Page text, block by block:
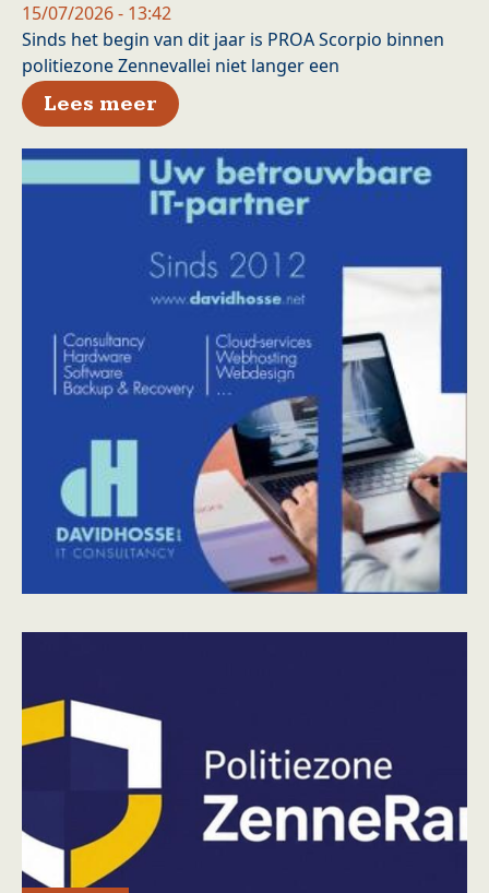
15/07/2026 - 13:42
Sinds het begin van dit jaar is PROA Scorpio binnen
politiezone Zennevallei niet langer een
Lees meer over Zes maanden voltijds